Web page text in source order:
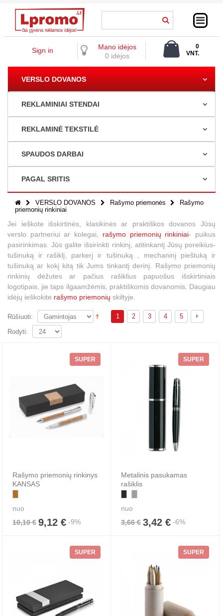
Sign in
Mano idėjos
0 idėjos
0
VNT.
VERSLO DOVANOS
REKLAMINIAI STENDAI
REKLAMINĖ TEKSTILĖ
SPAUDOS DARBAI
PAGAL SRITIS
VERSLO DOVANOS Rašymo priemonės
Rašymo
priemonių rinkiniai
Jei ieškote išskirtinės, klasikinės ar praktiškos dovanos Jūsų
verslo partneriui ar kolegai, rašymo priemonių rinkiniai- puikus
pasirinkimas. Jūs galite išsirinkti rinkinį, atitinkantį Jūsų poreikius-
tušinuką ir rašiklį, parkerį ir tušinuką , mechaninį pieštuką ir
tušinuką ar kokį kitą tik Jums tinkantį derinį. Rašymo priemonių
rinkinių dėžutes ar pačius rašiklius papuošus išskirtiniais
logotipais, jie taps ilgaamžėmis, praktiškomis dovanomis. Daugiau
idėjų ieškokite rašymo priemonių skiltyje.
Rūšiuoti: 1 2 3 4 5
Rodyti:
SUPER
Rašymo priemonių rinkinys
KANSAS
nuo
10,10 € 9,12 € -9%
SUPER
Metalinis pasukamas
rašiklis
nuo
3,66 € 3,42 € -6%
SUPER SUPER